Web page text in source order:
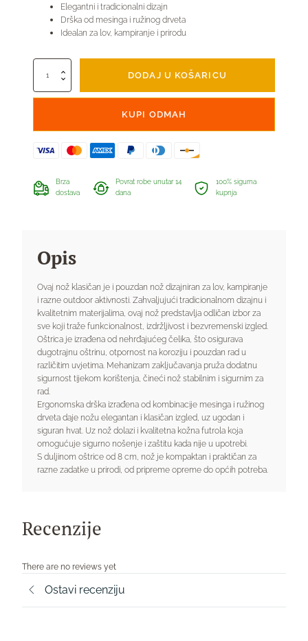
Elegantni i tradicionalni dizajn
Drška od mesinga i ružinog drveta
Idealan za lov, kampiranje i prirodu
Classic
DODAJ U KOŠARICU
KUPI ODMAH
Brza
dostava
Povrat robe unutar 14
dana
100% sigurna
kupnja
Opis
Ovaj nož klasičan je i pouzdan nož dizajniran za lov, kampiranje
i razne outdoor aktivnosti. Zahvaljujući tradicionalnom dizajnu i
kvalitetnim materijalima, ovaj nož predstavlja odličan izbor za
sve koji traže funkcionalnost, izdržljivost i bezvremenski izgled.
Oštrica je izrađena od nehrđajućeg čelika, što osigurava
dugotrajnu oštrinu, otpornost na koroziju i pouzdan rad u
različitim uvjetima. Mehanizam zaključavanja pruža dodatnu
sigurnost tijekom korištenja, čineći nož stabilnim i sigurnim za
rad.
Ergonomska drška izrađena od kombinacije mesinga i ružinog
drveta daje nožu elegantan i klasičan izgled, uz ugodan i
siguran hvat. Uz nož dolazi i kvalitetna kožna futrola koja
omogućuje sigurno nošenje i zaštitu kada nije u upotrebi.
S duljinom oštrice od 8 cm, nož je kompaktan i praktičan za
razne zadatke u prirodi, od pripreme opreme do općih potreba.
Recenzije
There are no reviews yet
Ostavi recenziju